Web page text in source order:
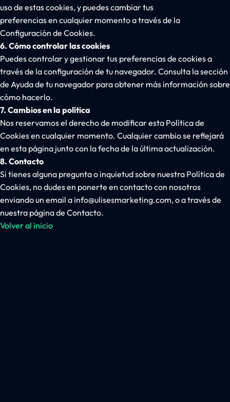
uso de estas cookies, y puedes cambiar tus
preferencias en cualquier momento a través de la
Configuración de Cookies.
6. Cómo controlar las cookies
Puedes controlar y gestionar tus preferencias de cookies a
través de la configuración de tu navegador. Consulta la sección
de Ayuda de tu navegador para obtener más información sobre
cómo hacerlo.
7. Cambios en la política
Nos reservamos el derecho de modificar esta Política de
Cookies en cualquier momento. Cualquier cambio se reflejará
en esta página junto con la fecha de la última actualización.
8. Contacto
Si tienes alguna pregunta o inquietud sobre nuestra Política de
Cookies, no dudes en ponerte en contacto con nosotros
enviando un email a info@ulisesmarketing.com, o a través de
nuestra página de Contacto.
Volver al inicio